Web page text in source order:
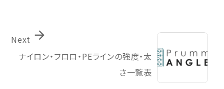
ナイロン・フロロ・PEラインの強度・太
さ一覧表

Next